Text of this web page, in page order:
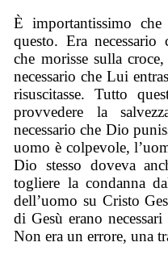
È importantissimo
questo. Era
che morisse sulla
necessario che Lui
risuscitasse. Tutto
provvedere la
necessario che Dio
uomo è colpevole,
Dio stesso doveva
togliere la condanna
dell’uomo su Cristo
di Gesù erano
Non era un errore, una